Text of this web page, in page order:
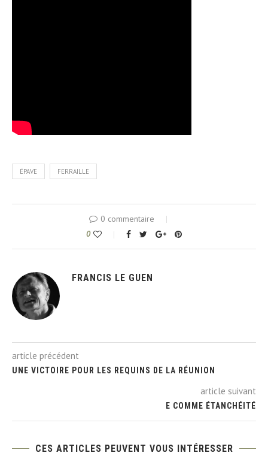
ÉPAVE FERRAILLE
0 commentaire
0
FRANCIS LE GUEN
article précédent
UNE VICTOIRE POUR LES REQUINS DE LA RÉUNION
article suivant
E COMME ÉTANCHÉITÉ
CES ARTICLES PEUVENT VOUS INTÉRESSER